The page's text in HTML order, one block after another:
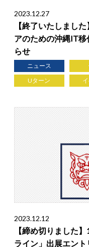
2023.12.27
【終了いたしまし
アのための沖縄IT
らせ
ニュース
Uターン
2023.12.12
【締め切りました
ライン」出展エン